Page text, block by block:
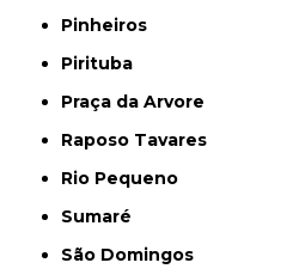
Pinheiros
Pirituba
Praça da Arvore
Raposo Tavares
Rio Pequeno
Sumaré
São Domingos